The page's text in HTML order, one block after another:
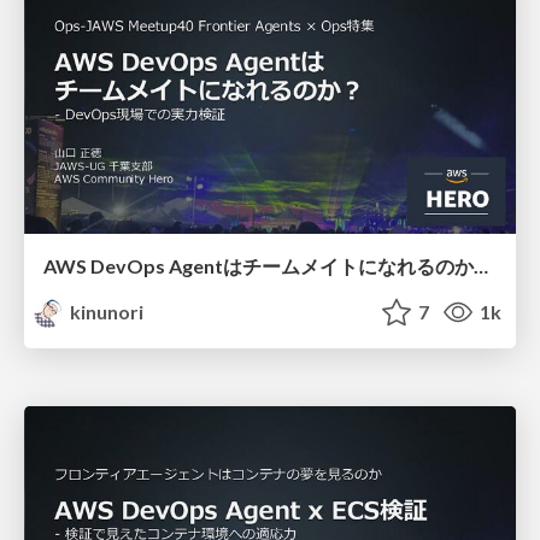
AWS DevOps Agentはチームメイトになれるのか？/ Can AWS DevOps Agent become a teammate
kinunori
7 1k